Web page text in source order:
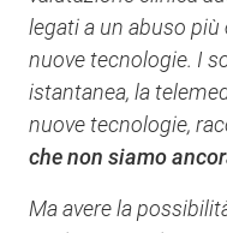
legati a un abuso
nuove tecnologie. I
istantanea, la
nuove tecnologie,
che non siamo
Ma avere la